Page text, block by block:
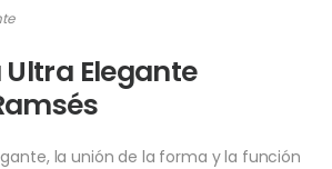
Elegante
la unión de la forma y la función